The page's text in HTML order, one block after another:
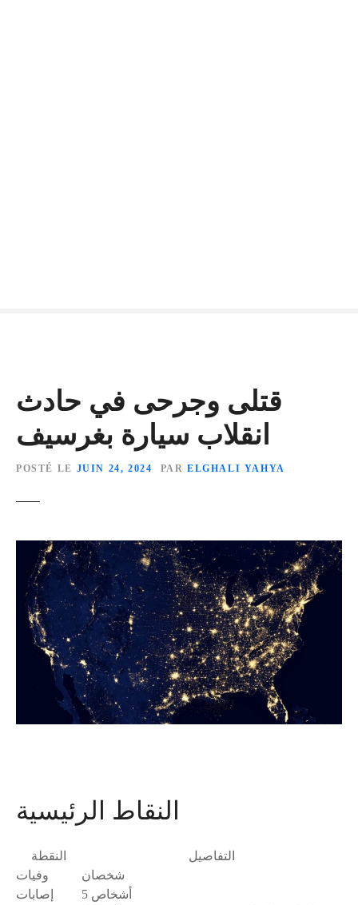
قتلى وجرحى في حادث
انقلاب سيارة بغرسيف
POSTÉ LE JUIN 24, 2024 PAR ELGHALI YAHYA
النقاط الرئيسية
النقطة
التفاصيل
وفيات
شخصان
إصابات
5 أشخاص